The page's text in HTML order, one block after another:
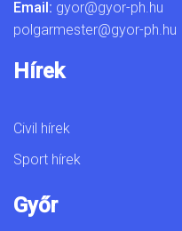
Email: gyor@gyor-ph.hu
polgarmester@gyor-ph.hu
Hírek
Civil hírek
Sport hírek
Győr